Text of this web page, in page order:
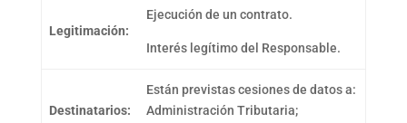
Legitimación:
Ejecución de un contrato.
Interés legítimo del Responsable.
Destinatarios:
Están previstas cesiones de datos a:
Administración Tributaria;